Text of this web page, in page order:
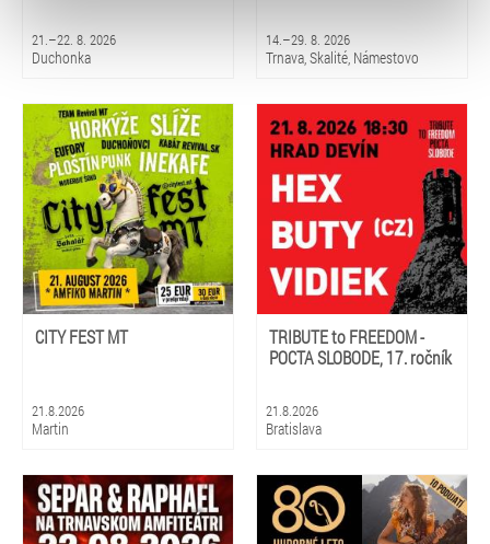
volbu můžete kdykoliv změnit v zápatí stránky v záložce
21.–22. 8. 2026
Duchonka
14.–29. 8. 2026
Trnava, Skalité, Námestovo
CITY FEST MT
21.8.2026
Martin
TRIBUTE to FREEDOM -
POCTA SLOBODE, 17. ročník
21.8.2026
Bratislava